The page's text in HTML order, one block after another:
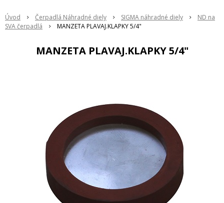
Úvod Čerpadlá Náhradné diely SIGMA náhradné diely
ND na
SVA čerpadlá
MANZETA PLAVAJ.KLAPKY 5/4"
MANZETA PLAVAJ.KLAPKY 5/4"